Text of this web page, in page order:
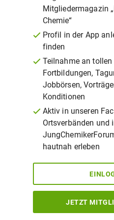
Mitgliedermagazin
Chemie“
Profil in der App
finden
Teilnahme an tollen
Fortbildungen,
Jobbörsen,
Konditionen
Aktiv in unseren
Ortsverbänden und
hautnah erleben
JETZT